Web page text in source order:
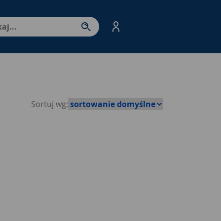
- przejdź do strony produktów. Spacja – otwórz/
Sortuj wg: